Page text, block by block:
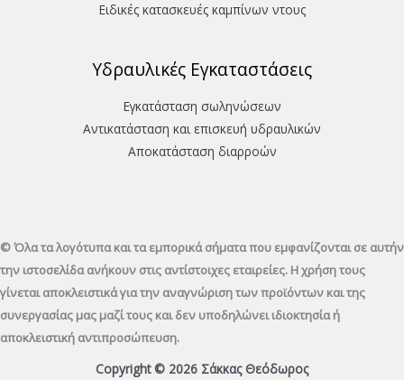
Ειδικές κατασκευές καμπίνων ντους
Υδραυλικές Εγκαταστάσεις
Εγκατάσταση σωληνώσεων
Αντικατάσταση και επισκευή υδραυλικών
Aποκατάσταση διαρροών
© Όλα τα λογότυπα και τα εμπορικά σήματα που εμφανίζονται σε αυτήν
την ιστοσελίδα ανήκουν στις αντίστοιχες εταιρείες. Η χρήση τους
γίνεται αποκλειστικά για την αναγνώριση των προϊόντων και της
συνεργασίας μας μαζί τους και δεν υποδηλώνει ιδιοκτησία ή
αποκλειστική αντιπροσώπευση.
Copyright © 2026 Σάκκας Θεόδωρος